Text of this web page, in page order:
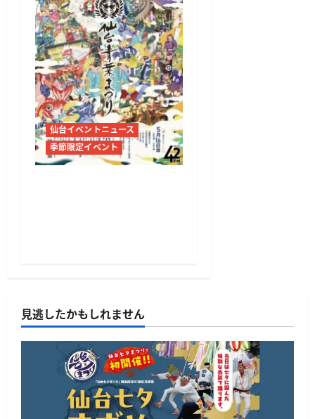
仙台イベントニュース
季節限定イベント
見逃したかもしれません